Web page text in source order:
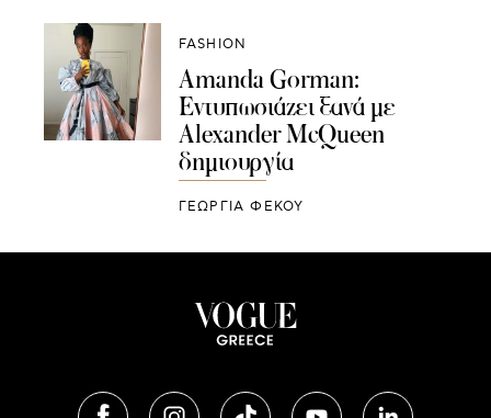
FASHION
Amanda Gorman:
Eντυπωσιάζει ξανά με
Alexander McQueen
δημιουργία
ΓΕΩΡΓΙΑ ΦΕΚΟΥ